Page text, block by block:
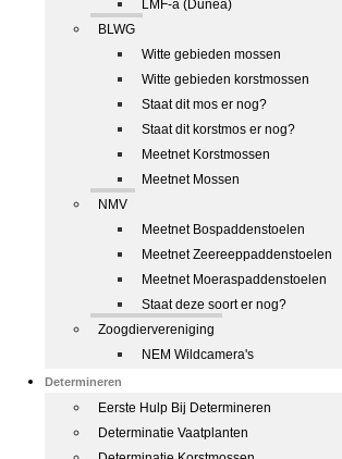
LMF-a (Dunea)
BLWG
Witte gebieden mossen
Witte gebieden korstmossen
Staat dit mos er nog?
Staat dit korstmos er nog?
Meetnet Korstmossen
Meetnet Mossen
NMV
Meetnet Bospaddenstoelen
Meetnet Zeereeppaddenstoelen
Meetnet Moeraspaddenstoelen
Staat deze soort er nog?
Zoogdiervereniging
NEM Wildcamera's
Determineren
Eerste Hulp Bij Determineren
Determinatie Vaatplanten